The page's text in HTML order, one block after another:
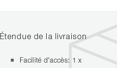
Étendue de la livraison
Facilité d'accès: 1 x